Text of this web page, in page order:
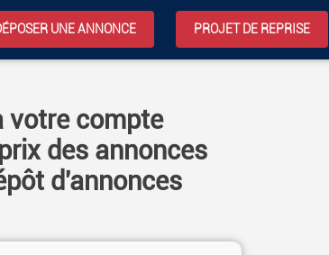
UNE ANNONCE PROJET DE REPRISE
votre compte
des annonces
d'annonces